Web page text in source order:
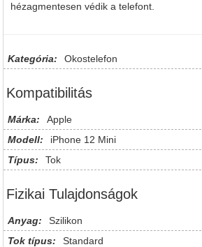
hézagmentesen védik a telefont.
Kategória: Okostelefon
Kompatibilitás
Márka:
Apple
Modell:
iPhone 12 Mini
Típus:
Tok
Fizikai Tulajdonságok
Anyag:
Szilikon
Tok típus:
Standard